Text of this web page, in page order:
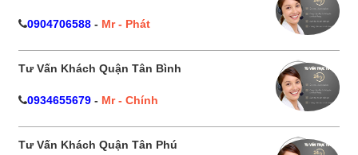
0904706588 - Mr - Phát
Tư Vấn Khách Quận Tân Bình
0934655679 - Mr - Chính
Tư Vấn Khách Quận Tân Phú